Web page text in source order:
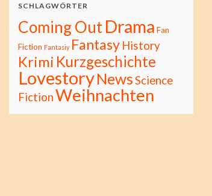
SCHLAGWÖRTER
Coming OutDrama Fan
Fiction Fantasiy Fantasy History
Krimi Kurzgeschichte
LovestoryNewsScience
FictionWeihnachten